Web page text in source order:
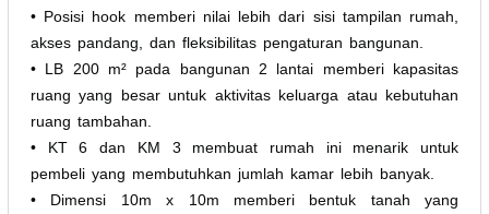
• Posisi hook memberi nilai lebih dari sisi tampilan rumah,
akses pandang, dan fleksibilitas pengaturan bangunan.
• LB 200 m² pada bangunan 2 lantai memberi kapasitas
ruang yang besar untuk aktivitas keluarga atau kebutuhan
ruang tambahan.
• KT 6 dan KM 3 membuat rumah ini menarik untuk
pembeli yang membutuhkan jumlah kamar lebih banyak.
• Dimensi 10m x 10m memberi bentuk tanah yang